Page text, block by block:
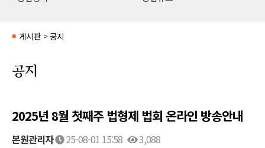
■ 게시판 >공지
공지
2025년 8월 첫째주 법형제 법회 온라인 방송안내
본원관리자 25-08-01 15:58 3,088